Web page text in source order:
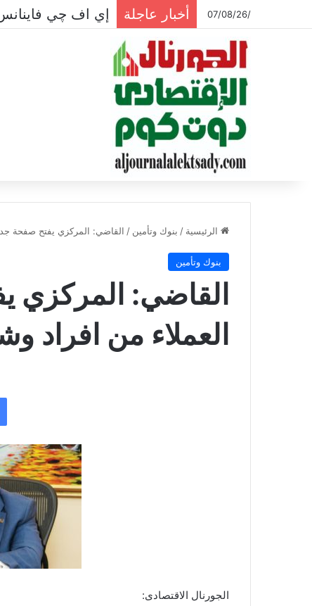
/07/08/26 أخبار عاجلة إي اف چي
الرئيسية / بنوك وتأمين / القاضي: المركزي يفتح صفحة
بنوك وتأمين
القاضي: المركزي
العملاء من افراد
الجورنال الاقتصادى: